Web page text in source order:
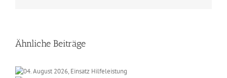
Ähnliche Beiträge